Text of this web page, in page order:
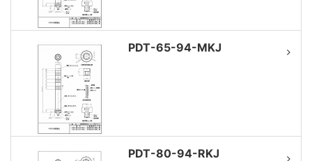
PDT-65-94-MKJ
PDT-80-94-RKJ